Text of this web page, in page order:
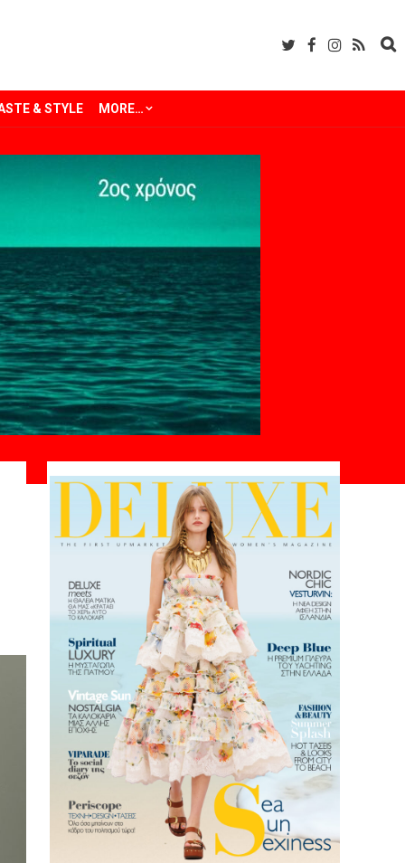
& STYLE MORE…